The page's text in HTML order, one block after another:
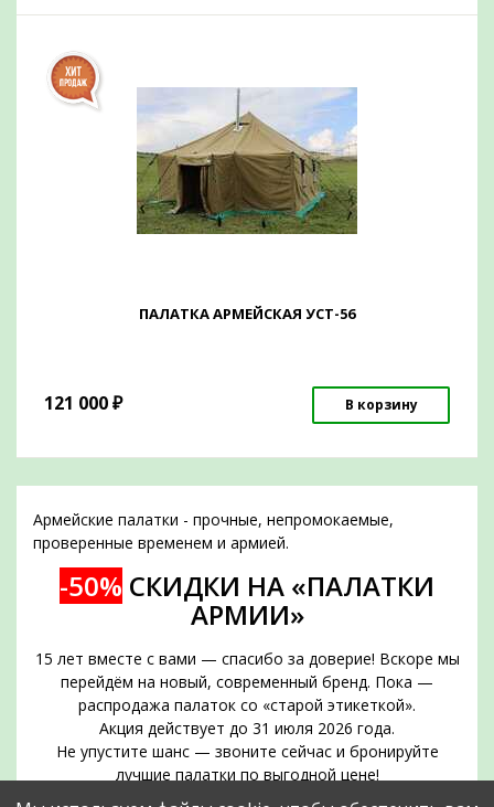
ПАЛАТКА АРМЕЙСКАЯ УСТ-56
121 000₽ В корзину
Армейские палатки - прочные, непромокаемые,
проверенные временем и армией.
-50% СКИДКИ НА «ПАЛАТКИ
АРМИИ»
15 лет вместе с вами — спасибо за доверие! Вскоре мы
перейдём на новый, современный бренд. Пока —
распродажа палаток со «старой этикеткой».
Акция действует до 31 июля 2026 года.
Не упустите шанс — звоните сейчас и бронируйте
лучшие палатки по выгодной цене!
Срок действия акции — до 31 июля 2026 года